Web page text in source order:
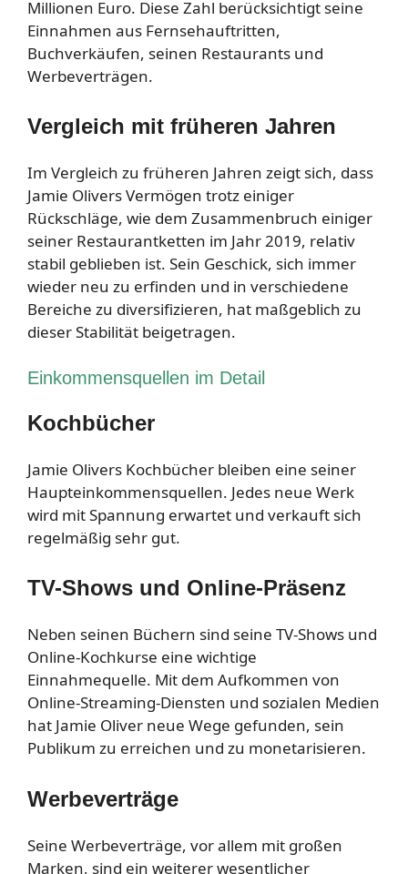
Millionen Euro. Diese Zahl berücksichtigt seine
Einnahmen aus Fernsehauftritten,
Buchverkäufen, seinen Restaurants und
Werbeverträgen.
Vergleich mit früheren Jahren
Im Vergleich zu früheren Jahren zeigt sich, dass
Jamie Olivers Vermögen trotz einiger
Rückschläge, wie dem Zusammenbruch einiger
seiner Restaurantketten im Jahr 2019, relativ
stabil geblieben ist. Sein Geschick, sich immer
wieder neu zu erfinden und in verschiedene
Bereiche zu diversifizieren, hat maßgeblich zu
dieser Stabilität beigetragen.
Einkommensquellen im Detail
Kochbücher
Jamie Olivers Kochbücher bleiben eine seiner
Haupteinkommensquellen. Jedes neue Werk
wird mit Spannung erwartet und verkauft sich
regelmäßig sehr gut.
TV-Shows und Online-Präsenz
Neben seinen Büchern sind seine TV-Shows und
Online-Kochkurse eine wichtige
Einnahmequelle. Mit dem Aufkommen von
Online-Streaming-Diensten und sozialen Medien
hat Jamie Oliver neue Wege gefunden, sein
Publikum zu erreichen und zu monetarisieren.
Werbeverträge
Seine Werbeverträge, vor allem mit großen
Marken, sind ein weiterer wesentlicher